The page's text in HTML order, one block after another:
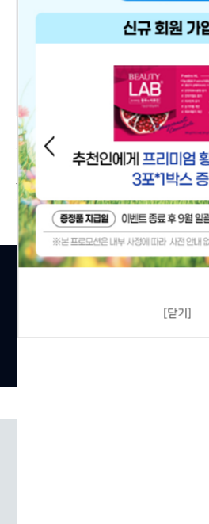
트1
원
원
HLG_약사가 연구개발한 혈당
혈압 혈행케어 써큐원 액티브
6개월(60정*6박스)
정회원 20% 할인
203,700원
정회원가 163,000원
[닫기]